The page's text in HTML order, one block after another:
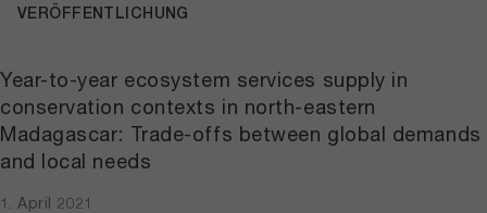
Year-to-year ecosystem services supply in
conservation contexts in north-eastern
Madagascar: Trade-offs between global demands
and local needs
1. April 2021
VERÖFFENTLICHUNG